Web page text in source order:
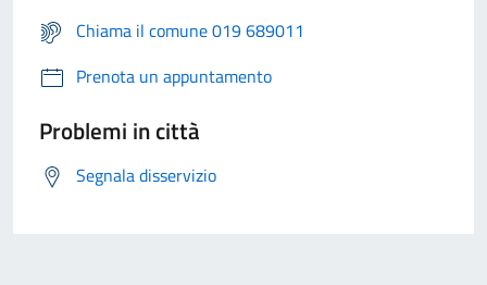
Chiama il comune 019 689011
Prenota un appuntamento
Problemi in città
Segnala disservizio